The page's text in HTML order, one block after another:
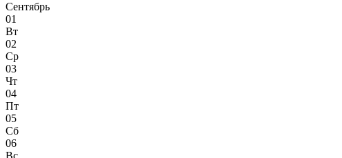
Сентябрь
01
Вт
02
Ср
03
Чт
04
Пт
05
Сб
06
Вс